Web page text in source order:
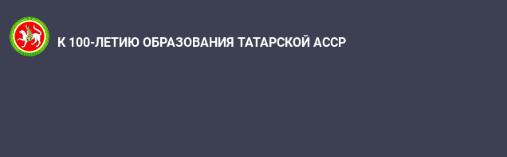
К 100-ЛЕТИЮ ОБРАЗОВАНИЯ ТАТАРСКОЙ АССР